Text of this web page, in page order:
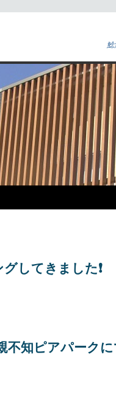
してきました❗
知ピアパークに